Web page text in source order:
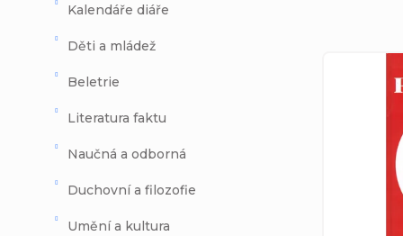
Kalendáře diáře
Děti a mládež
Beletrie
Literatura faktu
Naučná a odborná
Duchovní a filozofie
Umění a kultura